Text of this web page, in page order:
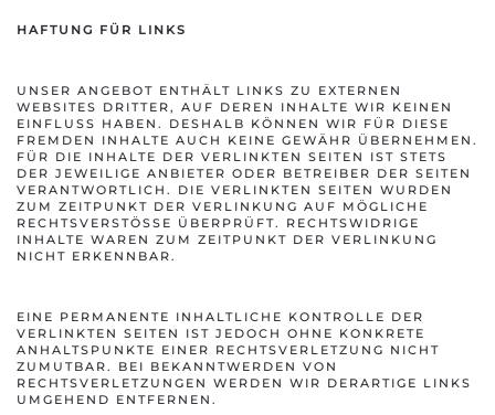
HAFTUNG FÜR LINKS
UNSER ANGEBOT ENTHÄLT LINKS ZU EXTERNEN
WEBSITES DRITTER, AUF DEREN INHALTE WIR KEINEN
EINFLUSS HABEN. DESHALB KÖNNEN WIR FÜR DIESE
FREMDEN INHALTE AUCH KEINE GEWÄHR ÜBERNEHMEN.
FÜR DIE INHALTE DER VERLINKTEN SEITEN IST STETS
DER JEWEILIGE ANBIETER ODER BETREIBER DER SEITEN
VERANTWORTLICH. DIE VERLINKTEN SEITEN WURDEN
ZUM ZEITPUNKT DER VERLINKUNG AUF MÖGLICHE
RECHTSVERSTÖSSE ÜBERPRÜFT. RECHTSWIDRIGE I
NHALTE WAREN ZUM ZEITPUNKT DER VERLINKUNG N
ICHT ERKENNBAR.
EINE PERMANENTE INHALTLICHE KONTROLLE DER
VERLINKTEN SEITEN IST JEDOCH OHNE KONKRETE
ANHALTSPUNKTE EINER RECHTSVERLETZUNG NICHT
ZUMUTBAR. BEI BEKANNTWERDEN VON
RECHTSVERLETZUNGEN WERDEN WIR DERARTIGE LINKS
UMGEHEND ENTFERNEN.